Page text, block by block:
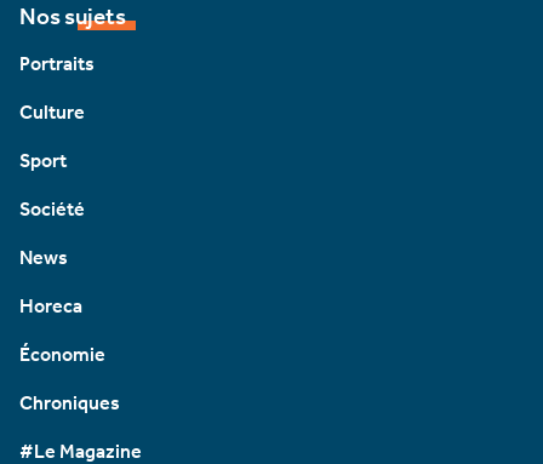
Nos sujets
Portraits
Culture
Sport
Société
News
Horeca
Économie
Chroniques
#Le Magazine